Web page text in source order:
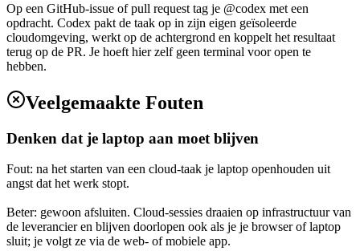
Op een GitHub-issue of pull request tag je @codex met een
opdracht. Codex pakt de taak op in zijn eigen geïsoleerde
cloudomgeving, werkt op de achtergrond en koppelt het resultaat
terug op de PR. Je hoeft hier zelf geen terminal voor open te
hebben.
Veelgemaakte Fouten
Denken dat je laptop aan moet blijven
Fout: na het starten van een cloud-taak je laptop openhouden uit
angst dat het werk stopt.
Beter: gewoon afsluiten. Cloud-sessies draaien op infrastructuur van
de leverancier en blijven doorlopen ook als je je browser of laptop
sluit; je volgt ze via de web- of mobiele app.